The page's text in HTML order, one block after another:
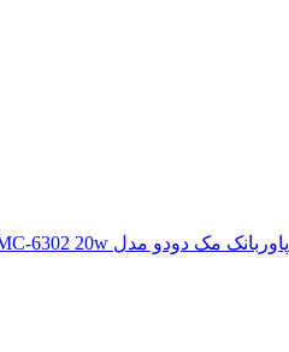
پاوربانک مک دودو مدل MC-6302 20w ظرفیت 5000 میلی آمپرساعت